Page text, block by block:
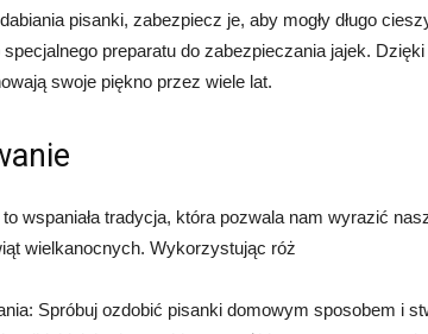
pisanki, zabezpiecz je, aby mogły długo
preparatu do zabezpieczania jajek.
swoje piękno przez wiele lat.
wspaniała tradycja, która pozwala nam wyrazić
wielkanocnych. Wykorzystując róż
Spróbuj ozdobić pisanki domowym sposobem i